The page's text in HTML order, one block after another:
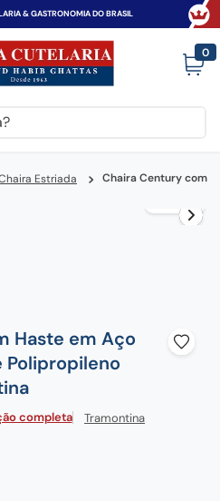
& GASTRONOMIA DO BRASIL
0
Estriada Chaira Century com
Haste em Aço
Polipropileno
completa Tramontina